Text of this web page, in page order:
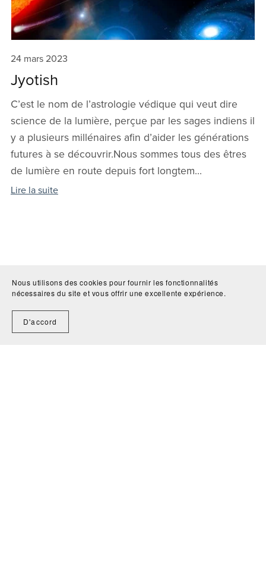
24 mars 2023
Jyotish
C’est le nom de l’astrologie védique qui veut dire
science de la lumière, perçue par les sages indiens il
y a plusieurs millénaires afin d’aider les générations
futures à se découvrir.Nous sommes tous des êtres
de lumière en route depuis fort longtem...
Lire la suite
Nous utilisons des cookies pour fournir les fonctionnalités
nécessaires du site et vous offrir une excellente expérience.
D'accord